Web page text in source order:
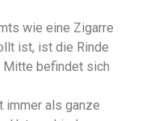
wie eine Zigarre
ist, ist die Rinde
Mitte befindet sich
immer als ganze